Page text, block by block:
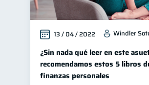
13 / 04 / 2022 Windler
¿Sin nada qué leer en este
recomendamos estos 5 libros
finanzas personales